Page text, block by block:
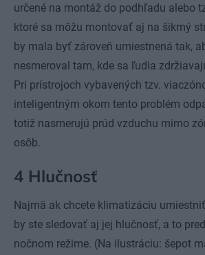
určené na montáž do podhľadu alebo
ktoré sa môžu montovať aj na šikmý
by mala byť zároveň umiestnená tak,
nesmeroval tam, kde sa ľudia
Pri prístrojoch vybavených tzv.
inteligentným okom tento problém
totiž nasmerujú prúd vzduchu mimo
osôb.
4 Hlučnosť
Najmä ak chcete klimatizáciu
by ste sledovať aj jej hlučnosť, a to
nočnom režime. (Na ilustráciu: šepot